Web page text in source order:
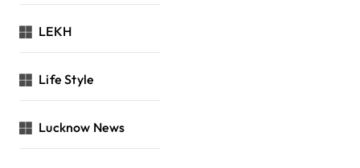
LEKH
Life Style
Lucknow News